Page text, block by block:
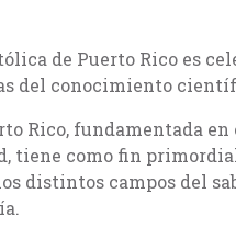
de Puerto Rico es
del conocimiento
Rico, fundamentada
tiene como fin
distintos campos del